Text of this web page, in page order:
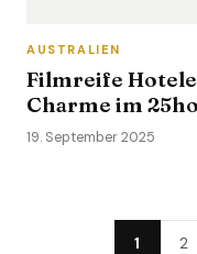
AUSTRALIEN
Filmreife
Charme im
19. September 2025
1 2